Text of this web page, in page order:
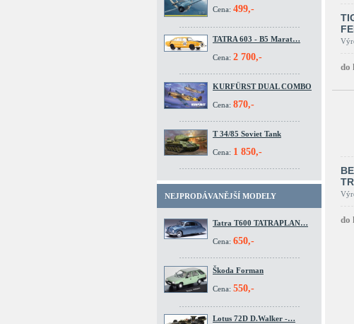
Cena: 499,-
TATRA 603 - B5 Marat…
Cena: 2 700,-
KURFÜRST DUAL COMBO
Cena: 870,-
T 34/85 Soviet Tank
Cena: 1 850,-
NEJPRODÁVANĚJŠÍ MODELY
Tatra T600 TATRAPLAN…
Cena: 650,-
Škoda Forman
Cena: 550,-
Lotus 72D D.Walker -…